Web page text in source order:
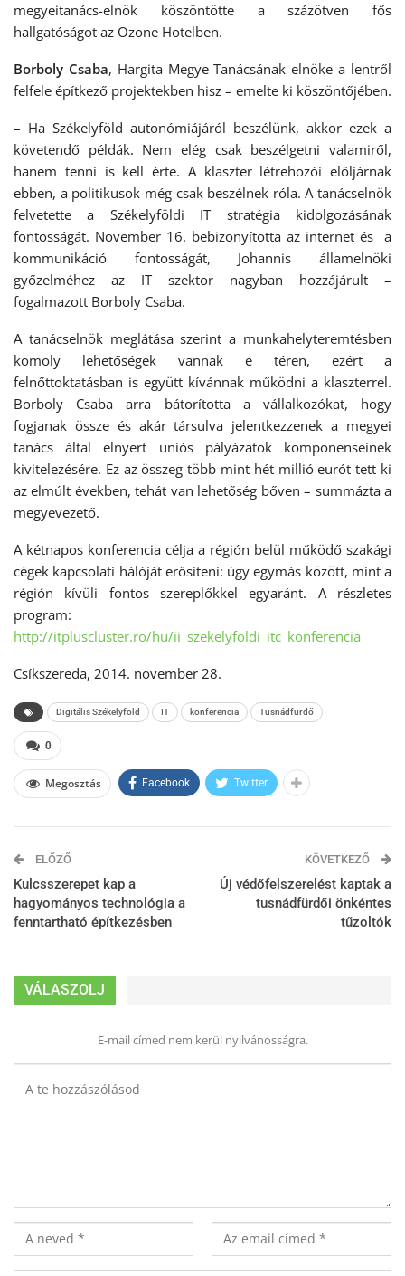
megyeitanács-elnök köszöntötte a százötven fős
hallgatóságot az Ozone Hotelben.
Borboly Csaba, Hargita Megye Tanácsának elnöke a lentről
felfele építkező projektekben hisz – emelte ki köszöntőjében.
– Ha Székelyföld autonómiájáról beszélünk, akkor ezek a
követendő példák. Nem elég csak beszélgetni valamiről,
hanem tenni is kell érte. A klaszter létrehozói előljárnak
ebben, a politikusok még csak beszélnek róla. A tanácselnök
felvetette a Székelyföldi IT stratégia kidolgozásának
fontosságát. November 16. bebizonyította az internet és a
kommunikáció fontosságát, Johannis államelnöki
győzelméhez az IT szektor nagyban hozzájárult –
fogalmazott Borboly Csaba.
A tanácselnök meglátása szerint a munkahelyteremtésben
komoly lehetőségek vannak e téren, ezért a
felnőttoktatásban is együtt kívánnak működni a klaszterrel.
Borboly Csaba arra bátorította a vállalkozókat, hogy
fogjanak össze és akár társulva jelentkezzenek a megyei
tanács által elnyert uniós pályázatok komponenseinek
kivitelezésére. Ez az összeg több mint hét millió eurót tett ki
az elmúlt években, tehát van lehetőség bőven – summázta a
megyevezető.
A kétnapos konferencia célja a régión belül működő szakági
cégek kapcsolati hálóját erősíteni: úgy egymás között, mint a
régión kívüli fontos szereplőkkel egyaránt. A részletes
program:
http://itpluscluster.ro/hu/ii_szekelyfoldi_itc_konferencia
Csíkszereda, 2014. november 28.
Digitális Székelyföld IT konferencia Tusnádfürdő
0
Megosztás Facebook Twitter
ELŐZŐ
Kulcsszerepet kap a
hagyományos technológia a
fenntartható építkezésben
KÖVETKEZŐ
Új védőfelszerelést kaptak a
tusnádfürdői önkéntes
tűzoltók
VÁLASZOLJ
E-mail címed nem kerül nyilvánosságra.